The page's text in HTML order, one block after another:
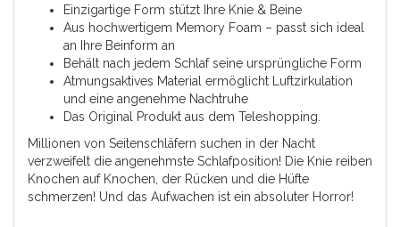
Einzigartige Form stützt Ihre Knie & Beine
Aus hochwertigem Memory Foam – passt sich ideal
an Ihre Beinform an
Behält nach jedem Schlaf seine ursprüngliche Form
Atmungsaktives Material ermöglicht Luftzirkulation
und eine angenehme Nachtruhe
Das Original Produkt aus dem Teleshopping
Millionen von Seitenschläfern suchen in der Nacht
verzweifelt die angenehmste Schlafposition! Die Knie reiben
Knochen auf Knochen, der Rücken und die Hüfte
schmerzen! Und das Aufwachen ist ein absoluter Horror!